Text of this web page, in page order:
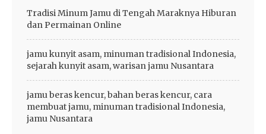
Tradisi Minum Jamu di Tengah Maraknya Hiburan
dan Permainan Online
jamu kunyit asam, minuman tradisional Indonesia,
sejarah kunyit asam, warisan jamu Nusantara
jamu beras kencur, bahan beras kencur, cara
membuat jamu, minuman tradisional Indonesia,
jamu Nusantara